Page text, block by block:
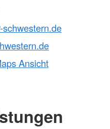
schwestern.de
Ansicht